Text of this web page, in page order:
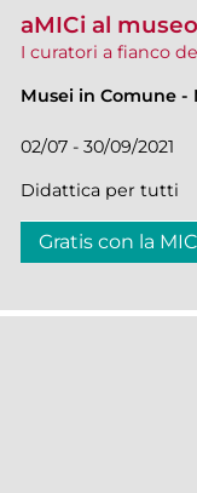
aMICi al
I curatori a fianco
Musei in Comune -
02/07 - 30/09/2021
Didattica per tutti
Gratis con la